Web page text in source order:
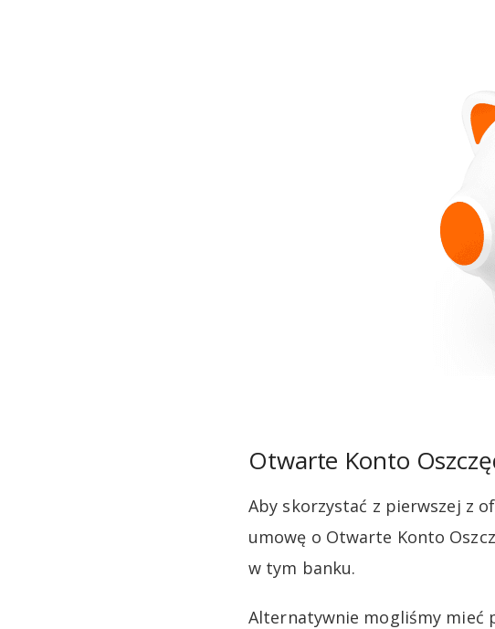
Otwarte Konto
Aby skorzystać z pierwszej z
umowę o Otwarte Konto
w tym banku.
Alternatywnie mogliśmy mieć